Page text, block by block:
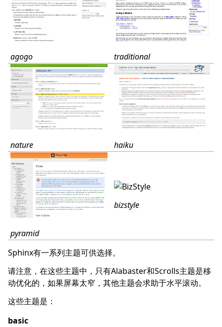
agogo traditional
nature haiku
pyramid
bizstyle
Sphinx有一系列主题可供选择。
请注意，在这些主题中，只有Alabaster和Scrolls主题是移
动优化的，如果屏幕太窄，其他主题会求助于水平滚动。
这些主题是：
basic